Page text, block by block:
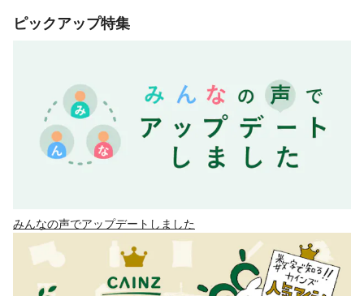
ピックアップ特集
みんなの声でアップデートしました